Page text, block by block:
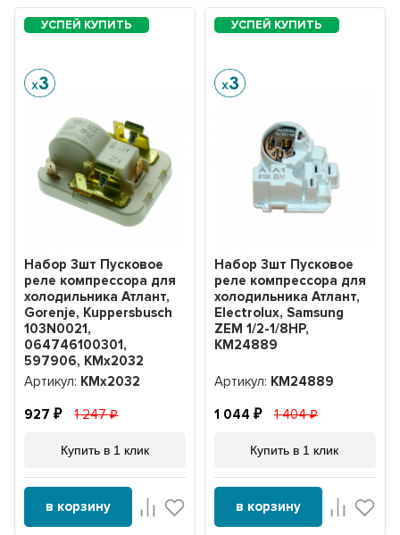
Набор 3шт Пусковое
реле компрессора для
холодильника Атлант,
Gorenje, Kuppersbusch
103N0021,
064746100301,
597906, KMх2032
Артикул: KMх2032
927 1 247
Купить в 1 клик
в корзину
Набор 3шт Пусковое
реле компрессора для
холодильника Атлант,
Electrolux, Samsung
ZEM 1/2-1/8HP,
KM24889
Артикул: KM24889
1 044 1 404
Купить в 1 клик
в корзину